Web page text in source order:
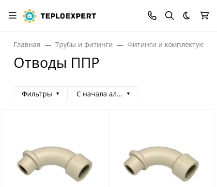
Темная
Главная Трубы и фитинги Фитинги и
Отводы ППР
Фильтры С начала алфавита